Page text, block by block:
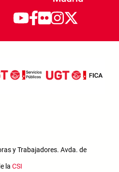
y Trabajadores. Avda. de
la CSI